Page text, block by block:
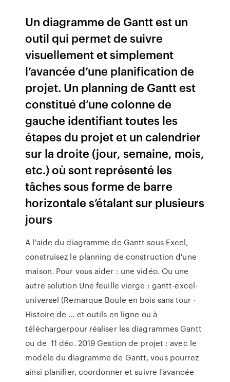
Un diagramme de Gantt est un
outil qui permet de suivre
visuellement et simplement
l’avancée d’une planification de
projet. Un planning de Gantt est
constitué d’une colonne de
gauche identifiant toutes les
étapes du projet et un calendrier
sur la droite (jour, semaine, mois,
etc.) où sont représenté les
tâches sous forme de barre
horizontale s’étalant sur plusieurs
jours
A l'aide du diagramme de Gantt sous Excel,
construisez le planning de construction d'une
maison. Pour vous aider : une vidéo. Ou une
autre solution Une feuille vierge : gantt-excel-
universel (Remarque Boule en bois sans tour ·
Histoire de … et outils en ligne ou à
téléchargerpour réaliser les diagrammes Gantt
ou de 11 déc. 2019 Gestion de projet : avec le
modèle du diagramme de Gantt, vous pourrez
ainsi planifier, coordonner et suivre l'avancée